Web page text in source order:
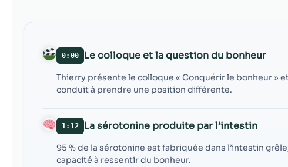
0:00 Le colloque et la question du bonheur
Thierry présente le colloque « Conquérir le bonheur »
conduit à prendre une position différente.
1:12 La sérotonine produite par l’intestin
95 % de la sérotonine est fabriquée dans l’intestin
capacité à ressentir du bonheur.